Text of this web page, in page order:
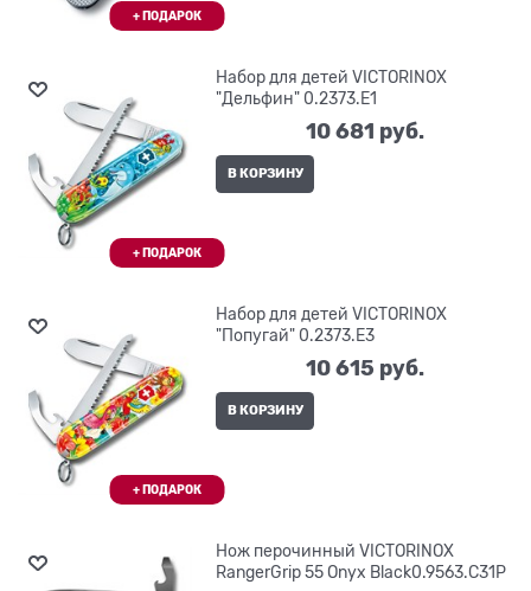
Набор для детей VICTORINOX
"Дельфин" 0.2373.E1
10 681 руб.
В КОРЗИНУ
Набор для детей VICTORINOX
"Попугай" 0.2373.E3
10 615 руб.
В КОРЗИНУ
Нож перочинный VICTORINOX
RangerGrip 55 Onyx Black0.9563.C31P